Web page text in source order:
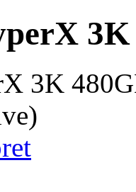
3K
3K